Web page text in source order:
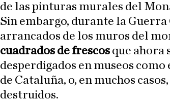
de las pinturas murales del
Sin embargo, durante la
arrancados de los muros del
cuadrados de frescos que ahora
desperdigados en museos
de Cataluña, o, en muchos
destruidos.